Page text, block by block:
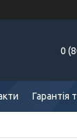
0
Гарантія